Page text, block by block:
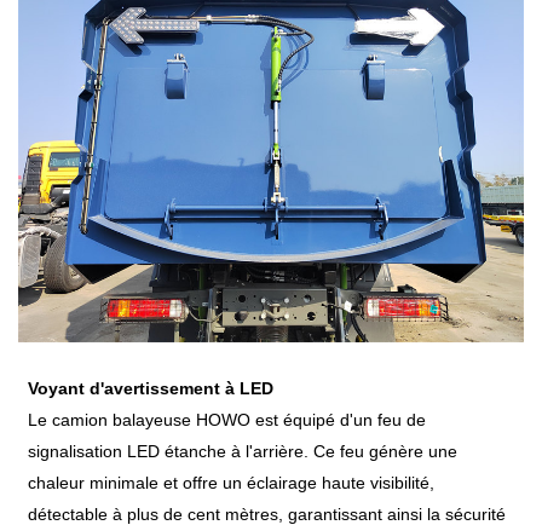
Voyant d'avertissement à LED
Le camion balayeuse HOWO est équipé d'un feu de
signalisation LED étanche à l'arrière. Ce feu génère une
chaleur minimale et offre un éclairage haute visibilité,
détectable à plus de cent mètres, garantissant ainsi la sécurité